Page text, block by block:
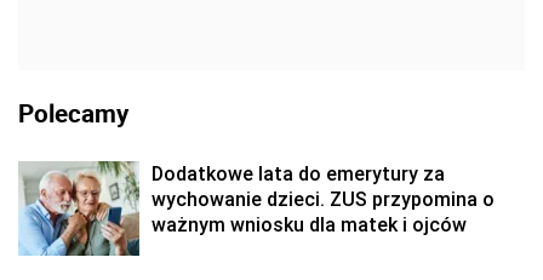
Polecamy
Dodatkowe lata do emerytury za
wychowanie dzieci. ZUS przypomina o
ważnym wniosku dla matek i ojców